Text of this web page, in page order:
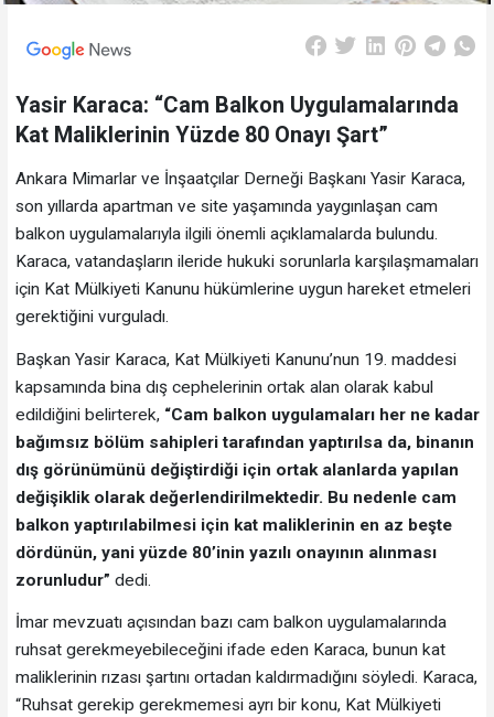
Yasir Karaca: “Cam Balkon Uygulamalarında
Kat Maliklerinin Yüzde 80 Onayı Şart”
Ankara Mimarlar ve İnşaatçılar Derneği Başkanı Yasir Karaca,
son yıllarda apartman ve site yaşamında yaygınlaşan cam
balkon uygulamalarıyla ilgili önemli açıklamalarda bulundu.
Karaca, vatandaşların ileride hukuki sorunlarla karşılaşmamaları
için Kat Mülkiyeti Kanunu hükümlerine uygun hareket etmeleri
gerektiğini vurguladı.
Başkan Yasir Karaca, Kat Mülkiyeti Kanunu’nun 19. maddesi
kapsamında bina dış cephelerinin ortak alan olarak kabul
edildiğini belirterek,“Cam balkon uygulamaları her ne kadar
bağımsız bölüm sahipleri tarafından yaptırılsa da, binanın
dış görünümünü değiştirdiği için ortak alanlarda yapılan
değişiklik olarak değerlendirilmektedir. Bu nedenle cam
balkon yaptırılabilmesi için kat maliklerinin en az beşte
dördünün, yani yüzde 80’inin yazılı onayının alınması
zorunludur” dedi.
İmar mevzuatı açısından bazı cam balkon uygulamalarında
ruhsat gerekmeyebileceğini ifade eden Karaca, bunun kat
maliklerinin rızası şartını ortadan kaldırmadığını söyledi. Karaca,
“Ruhsat gerekip gerekmemesi ayrı bir konu, Kat Mülkiyeti